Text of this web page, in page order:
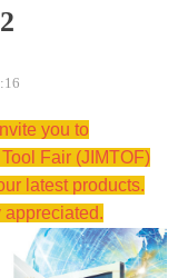
you to
Fair (JIMTOF)
latest products.